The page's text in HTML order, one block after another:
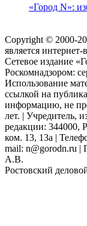
«Город N»:
Copyright © 2000-
является интернет-
Сетевое издание
Роскомнадзором:
Использование
ссылкой на
информацию, не
лет. | Учредитель,
редакции: 344000,
ком. 13, 13а |
mail: n@gorodn.ru |
А.В.
Ростовский